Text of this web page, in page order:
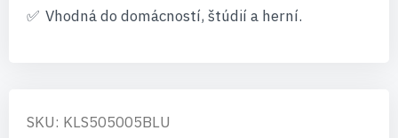
Vhodná do domácností, štúdií a herní.
SKU: KLS505005BLU